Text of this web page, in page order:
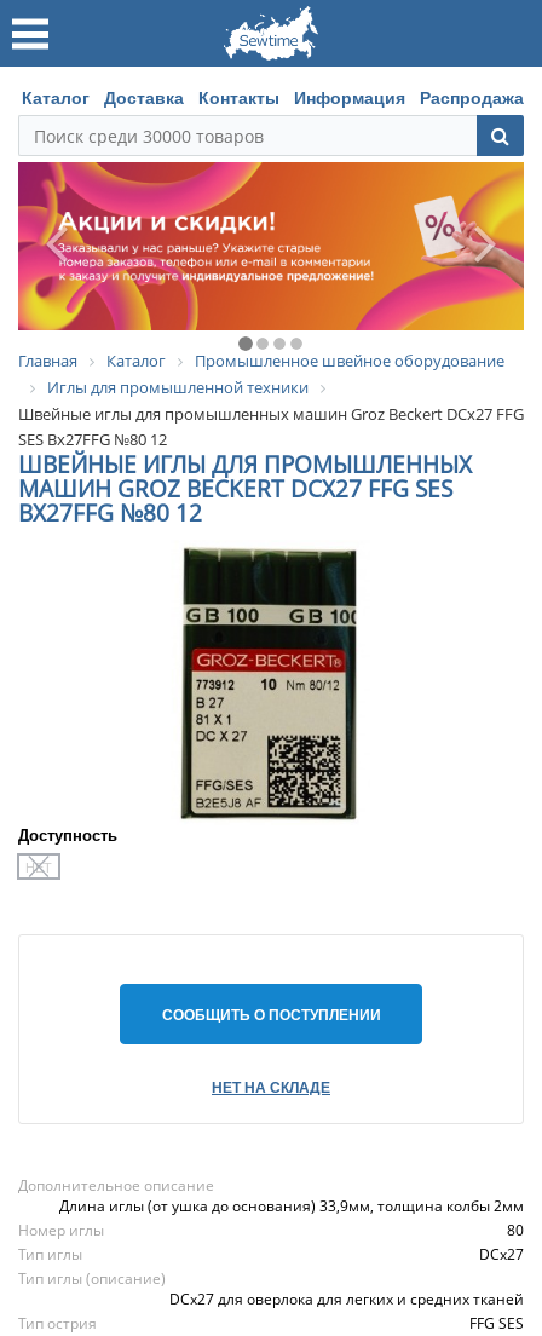
Каталог Доставка Контакты Информация Распродажа
Главная Каталог
Промышленное швейное оборудование
Иглы для промышленной техники
Швейные иглы для промышленных машин Groz Beckert DCx27 FFG
SES Bx27FFG №80 12
ШВЕЙНЫЕ ИГЛЫ ДЛЯ ПРОМЫШЛЕННЫХ
МАШИН GROZ BECKERT DCX27 FFG SES
BX27FFG №80 12
Доступность
НЕТ
СООБЩИТЬ О ПОСТУПЛЕНИИ
НЕТ НА СКЛАДЕ
Дополнительное описание
Длина иглы (от ушка до основания) 33,9мм, толщина колбы 2мм
Номер иглы
80
Тип иглы
DCx27
Тип иглы (описание)
DCx27 для оверлока для легких и средних тканей
Тип острия
FFG SES